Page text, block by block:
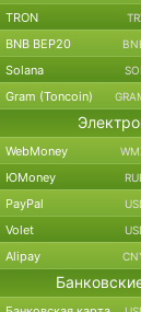
TRON
BNB BEP20
Solana SOL
Gram (Toncoin)
WebMoney
ЮMoney
PayPal
Volet
Alipay